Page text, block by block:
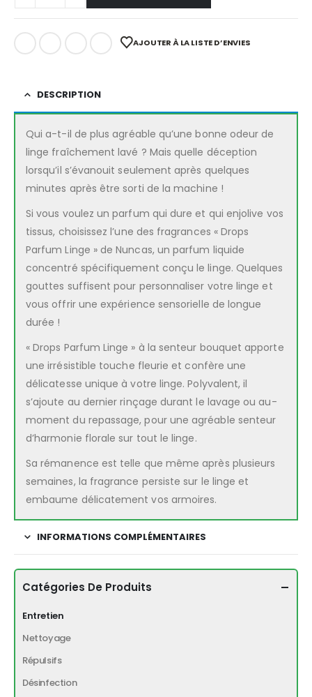
AJOUTER À LA LISTE D’ENVIES
DESCRIPTION
Qui a-t-il de plus agréable qu’une bonne odeur de
linge fraîchement lavé ? Mais quelle déception
lorsqu’il s’évanouit seulement après quelques
minutes après être sorti de la machine !
Si vous voulez un parfum qui dure et qui enjolive vos
tissus, choisissez l’une des fragrances « Drops
Parfum Linge » de Nuncas, un parfum liquide
concentré spécifiquement conçu le linge. Quelques
gouttes suffisent pour personnaliser votre linge et
vous offrir une expérience sensorielle de longue
durée !
« Drops Parfum Linge » à la senteur bouquet apporte
une irrésistible touche fleurie et confère une
délicatesse unique à votre linge. Polyvalent, il
s’ajoute au dernier rinçage durant le lavage ou au-
moment du repassage, pour une agréable senteur
d’harmonie florale sur tout le linge.
Sa rémanence est telle que même après plusieurs
semaines, la fragrance persiste sur le linge et
embaume délicatement vos armoires.
INFORMATIONS COMPLÉMENTAIRES
Catégories De Produits
Entretien
Nettoyage
Répulsifs
Désinfection